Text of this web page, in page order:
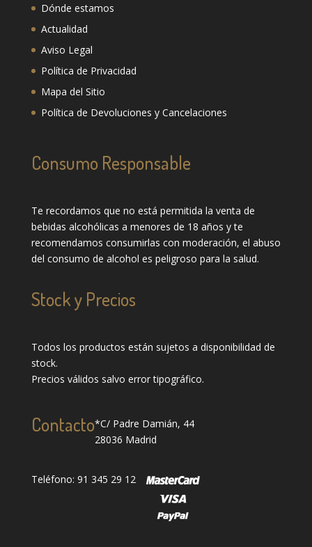
Dónde estamos
Actualidad
Aviso Legal
Política de Privacidad
Mapa del Sitio
Política de Devoluciones y Cancelaciones
Consumo Responsable
Te recordamos que no está permitida la venta de
bebidas alcohólicas a menores de 18 años y te
recomendamos consumirlas con moderación, el abuso
del consumo de alcohol es peligroso para la salud.
Stock y Precios
Todos los productos están sujetos a disponibilidad de
stock.
Precios válidos salvo error tipográfico.
Contacto*C/ Padre Damián, 44
28036 Madrid
Teléfono: 91 345 29 12